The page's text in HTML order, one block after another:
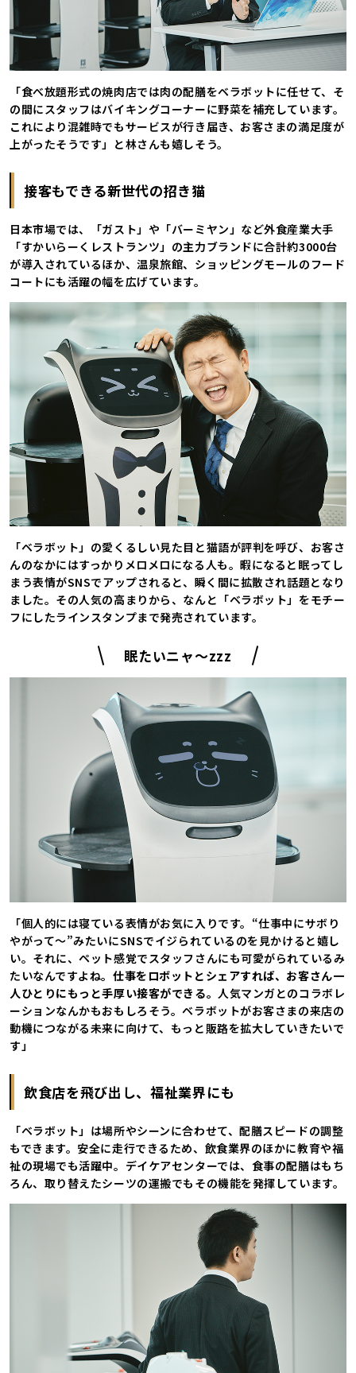
「食べ放題形式の焼肉店では肉の配膳をベラボットに任せて、そ
の間にスタッフはバイキングコーナーに野菜を補充しています。
これにより混雑時でもサービスが行き届き、お客さまの満足度が
上がったそうです」と林さんも嬉しそう。
接客もできる新世代の招き猫
日本市場では、「ガスト」や「バーミヤン」など外食産業大手
「すかいらーくレストランツ」の主力ブランドに合計約3000台
が導入されているほか、温泉旅館、ショッピングモールのフード
コートにも活躍の幅を広げています。
「ベラボット」の愛くるしい見た目と猫語が評判を呼び、お客さ
んのなかにはすっかりメロメロになる人も。暇になると眠ってし
まう表情がSNSでアップされると、瞬く間に拡散され話題となり
ました。その人気の高まりから、なんと「ベラボット」をモチー
フにしたラインスタンプまで発売されています。
眠たいニャ〜zzz
「個人的には寝ている表情がお気に入りです。“仕事中にサボり
やがって〜”みたいにSNSでイジられているのを見かけると嬉し
い。それに、ペット感覚でスタッフさんにも可愛がられているみ
たいなんですよね。仕事をロボットとシェアすれば、お客さん一
人ひとりにもっと手厚い接客ができる。 人気マンガとのコラボレ
ーションなんかもおもしろそう。ベラボットがお客さまの来店の
動機につながる未来に向けて、もっと販路を拡大していきたいで
す」
飲食店を飛び出し、福祉業界にも
「ベラボット」は場所やシーンに合わせて、配膳スピードの調整
もできます。安全に走行できるため、飲食業界のほかに教育や福
祉の現場でも活躍中。デイケアセンターでは、食事の配膳はもち
ろん、取り替えたシーツの運搬でもその機能を発揮しています。